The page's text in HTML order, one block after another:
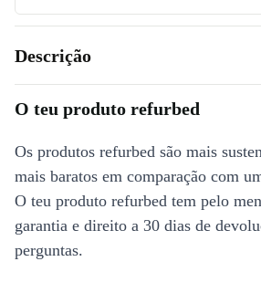
Descrição
O teu produto refurbed
Os produtos refurbed são mais
mais baratos em comparação com
O teu produto refurbed tem pelo
garantia e direito a 30 dias de
perguntas.